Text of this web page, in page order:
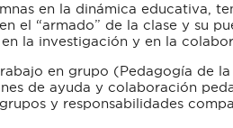
en la dinámica educativa,
el “armado” de la clase y su
la investigación y en la
en grupo (Pedagogía de
de ayuda y colaboración
y responsabilidades